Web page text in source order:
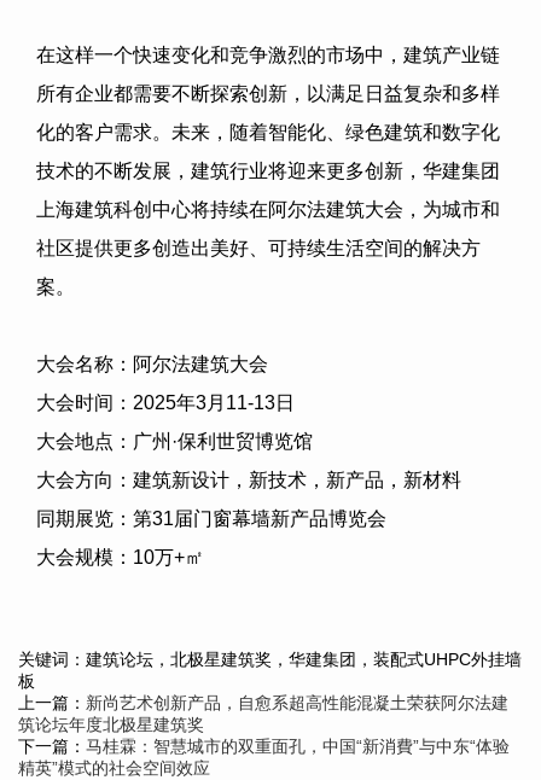
在这样一个快速变化和竞争激烈的市场中，建筑产业链
所有企业都需要不断探索创新，以满足日益复杂和多样
化的客户需求。未来，随着智能化、绿色建筑和数字化
技术的不断发展，建筑行业将迎来更多创新， 华建集团
上海建筑科创中心将持续在阿尔法建筑大会，为城市和
社区提供更多创造出美好、可持续生活空间的解决方
案。
大会名称：阿尔法建筑大会
大会时间： 2025年3月 11-13日
大会地点：广州·保利世贸博览馆
大会方向：建筑新设计，新技术，新产品，新材料
同期展览：第31届门窗幕墙新产品博览会
大会规模： 10万+㎡
关键词：建筑论坛，北极星建筑奖，华建集团，装配式UHPC外挂墙
板
上一篇： 新尚艺术创新产品，自愈系超高性能混凝土荣获阿尔法建
筑论坛年度北极星建筑奖
下一篇： 马桂霖：智慧城市的双重面孔，中国“新消費”与中东“体验
精英”模式的社会空间效应